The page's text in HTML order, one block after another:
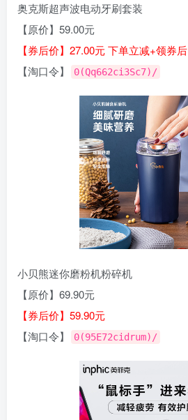
奥克斯超声波电动牙刷套装
【原价】59.00元
【券后价】27.00元 下单立减+领券后
【淘口令】
0(Qq662ci3Sc7)/
小贝熊迷你磨粉机粉碎机
【原价】69.90元
【券后价】59.90元
【淘口令】
0(95E72cidrum)/